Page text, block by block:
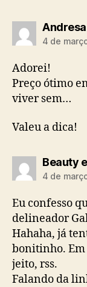
4 de
Adorei!
Preço ótimo
viver sem…
Valeu a dica!
Beauty
4 de
Eu confesso
delineador
Hahaha, já
bonitinho. Em
jeito, rss.
Falando da